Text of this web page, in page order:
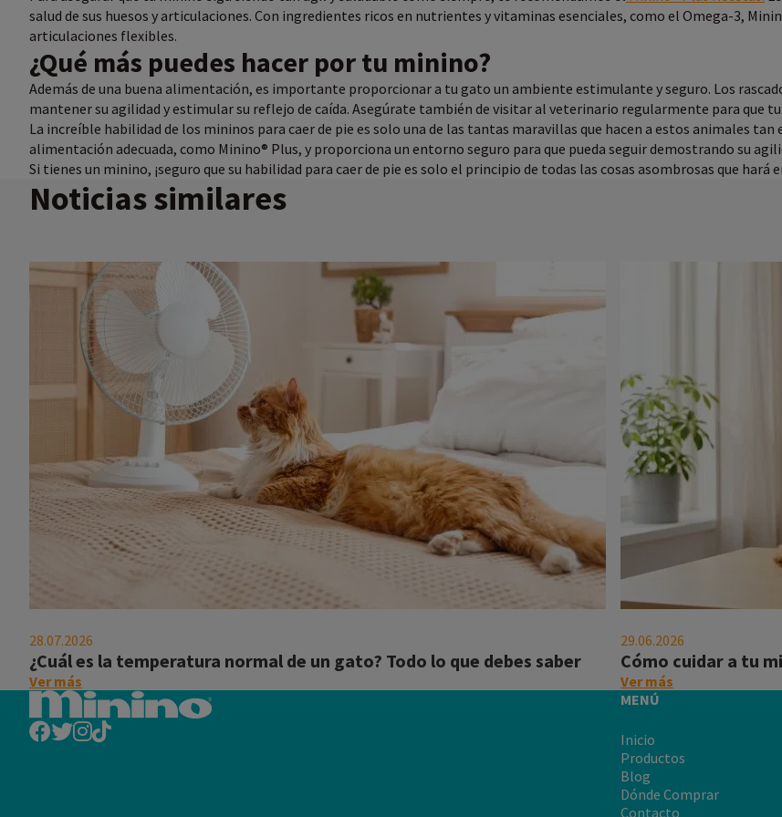
salud de sus huesos y articulaciones. Con ingredientes ricos en nutrientes y vitaminas esenciales, como el Omega-3,
articulaciones flexibles.
¿Qué más puedes hacer por tu minino?
Además de una buena alimentación, es importante proporcionar a tu gato un ambiente estimulante y seguro. Los
mantener su agilidad y estimular su reflejo de caída. Asegúrate también de visitar al veterinario regularmente para que
La increíble habilidad de los mininos para caer de pie es solo una de las tantas maravillas que hacen a estos animales
alimentación adecuada, como Minino® Plus, y proporciona un entorno seguro para que pueda seguir demostrando su
Si tienes un minino, ¡seguro que su habilidad para caer de pie es solo el principio de todas las cosas asombrosas que hará
Noticias similares
es
la
temperatura
normal
un
gato?
28.07.2026
¿Cuál es la temperatura normal de un gato? Todo lo que debes saber
Ver más
this
post:
"¿Cuál
cuidar
a
tu
minino
de
rabia
29.06.2026
Cómo cuidar a tu
Ver más
cuidar
tu
minino
MENÚ
Inicio
Productos
Blog
Dónde Comprar
Contacto